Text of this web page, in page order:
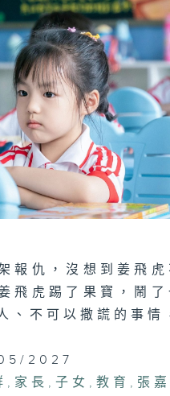
報仇，沒想到姜飛
飛虎踢了果寶，鬧
、不可以撒謊的事情
2027
, 家長 ,子女 ,教育 , 張